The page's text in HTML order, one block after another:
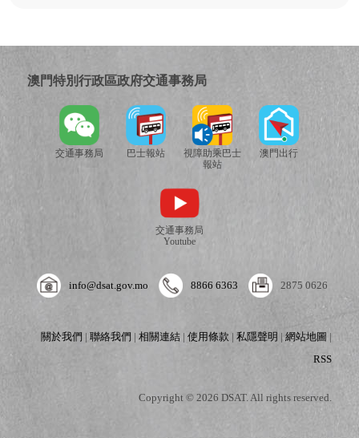
澳門特別行政區政府交通事務局
交通事務局 巴士報站
視障助乘巴士
報站
澳門出行
交通事務局
Youtube
info@dsat.gov.mo 8866 6363 2875 0626
關於我們 |聯絡我們 |相關連結 |使用條款 |私隱聲明 |網站地圖 |
RSS
Copyright © 2026 DSAT. All rights reserved.